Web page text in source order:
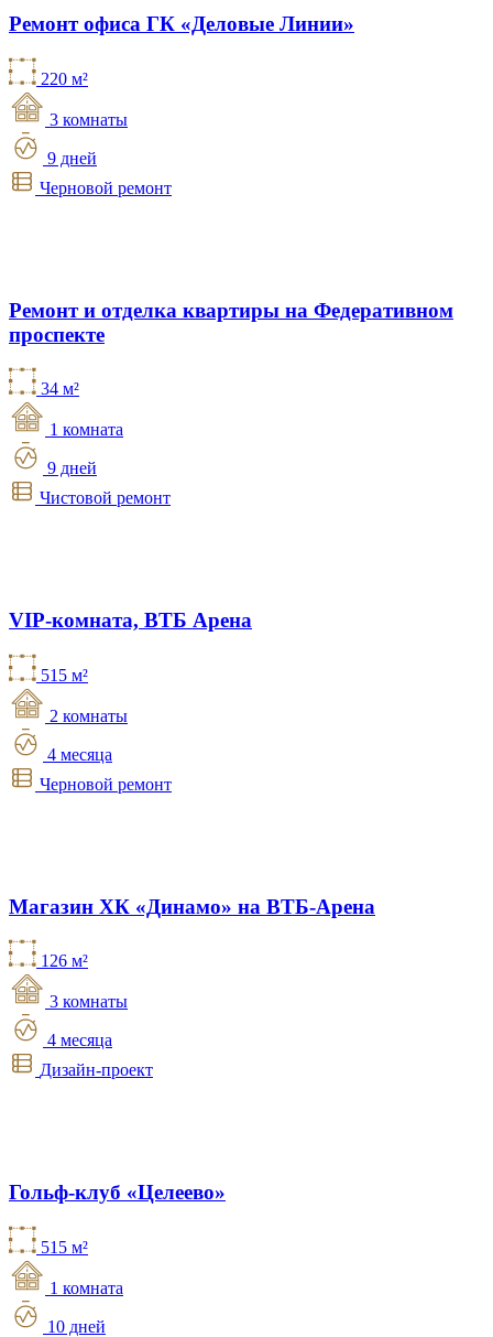
Ремонт офиса ГК «Деловые Линии»
220 м²
3 комнаты
9 дней
Черновой ремонт
Ремонт и отделка квартиры на Федеративном
проспекте
34 м²
1 комната
9 дней
Чистовой ремонт
VIP-комната, ВТБ Арена
515 м²
2 комнаты
4 месяца
Черновой ремонт
Магазин ХК «Динамо» на ВТБ-Арена
126 м²
3 комнаты
4 месяца
Дизайн-проект
Гольф-клуб «Целеево»
515 м²
1 комната
10 дней